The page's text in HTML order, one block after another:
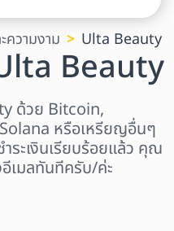
ความงาม Ulta Beauty
Beauty
ด้วย Bitcoin,
หรือเหรียญอื่นๆ
ระเงินเรียบร้อยแล้ว คุณ
เมลทันทีครับ/ค่ะ